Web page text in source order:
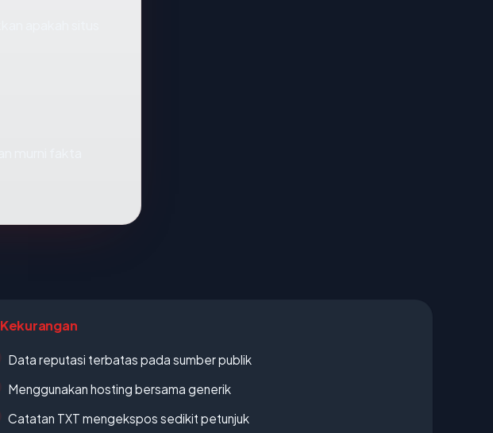
Kekurangan
Data reputasi terbatas pada sumber publik
Menggunakan hosting bersama generik
Catatan TXT mengekspos sedikit petunjuk